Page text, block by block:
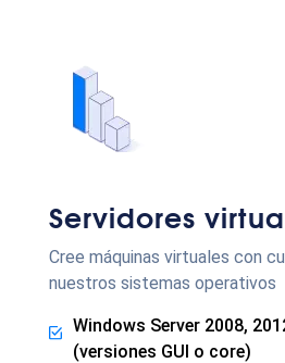
Servidores
Cree máquinas virtuales con
nuestros sistemas operativos
Windows Server 2008,
(versiones GUI o core)